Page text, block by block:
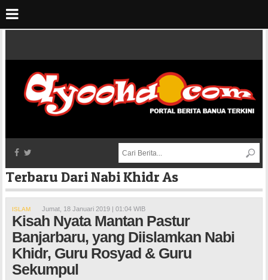
Terbaru Dari Nabi Khidr As
ISLAM Jumat, 18 Januari 2019 | 01:04 WIB
Kisah Nyata Mantan Pastur
Banjarbaru, yang Diislamkan Nabi
Khidr, Guru Rosyad & Guru
Sekumpul